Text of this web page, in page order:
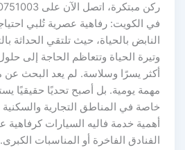
ركن مبتكرة، اتصل الآن على 50751003
في الكويت: رفاهية عصرية تُلبي
النابض بالحياة، حيث تلتقي الحداثة
وتيرة الحياة وتتعاظم الحاجة إلى
أكثر يسرًا وسلاسة. لم يعد البحث عن
مهمة يومية. بل أصبح تحديًا حقيقيًا
خاصة في المناطق التجارية والسكنية
أهمية خدمة فاليه السيارات كرفاهية
الفنادق الفاخرة أو المناسبات